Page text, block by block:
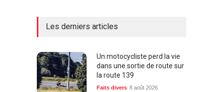
Les derniers articles
Un motocycliste perd la vie
dans une sortie de route sur
la route 139
Faits divers 8 août 2026